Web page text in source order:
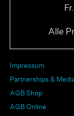
Alle
Impressum
Partnerships &
AGB Shop
AGB Online